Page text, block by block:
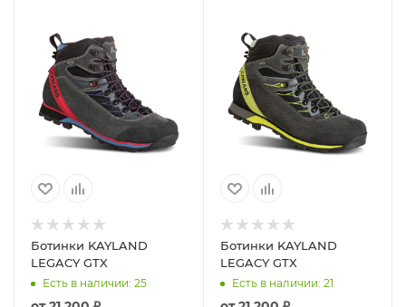
Ботинки KAYLAND
LEGACY GTX
Есть в наличии: 25
Ботинки KAYLAND
LEGACY GTX
Есть в наличии: 21